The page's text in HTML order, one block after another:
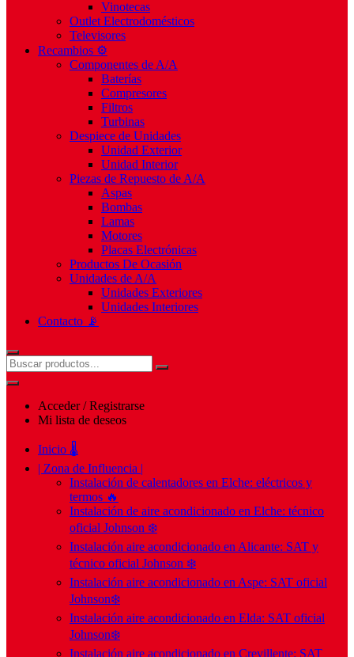
Vinotecas
Outlet Electrodomésticos
Televisores
Recambios ⚙️
Componentes de A/A
Baterías
Compresores
Filtros
Turbinas
Despiece de Unidades
Unidad Exterior
Unidad Interior
Piezas de Repuesto de A/A
Aspas
Bombas
Lamas
Motores
Placas Electrónicas
Productos De Ocasión
Unidades de A/A
Unidades Exteriores
Unidades Interiores
Contacto 📡
Acceder / Registrarse
Mi lista de deseos
Inicio 🌡️
| Zona de Influencia |
Instalación de calentadores en Elche: eléctricos y
termos 🔥
Instalación de aire acondicionado en Elche: técnico
oficial Johnson ❄️
Instalación aire acondicionado en Alicante: SAT y
técnico oficial Johnson ❄️
Instalación aire acondicionado en Aspe: SAT oficial
Johnson❄️
Instalación aire acondicionado en Elda: SAT oficial
Johnson❄️
Instalación aire acondicionado en Crevillente: SAT